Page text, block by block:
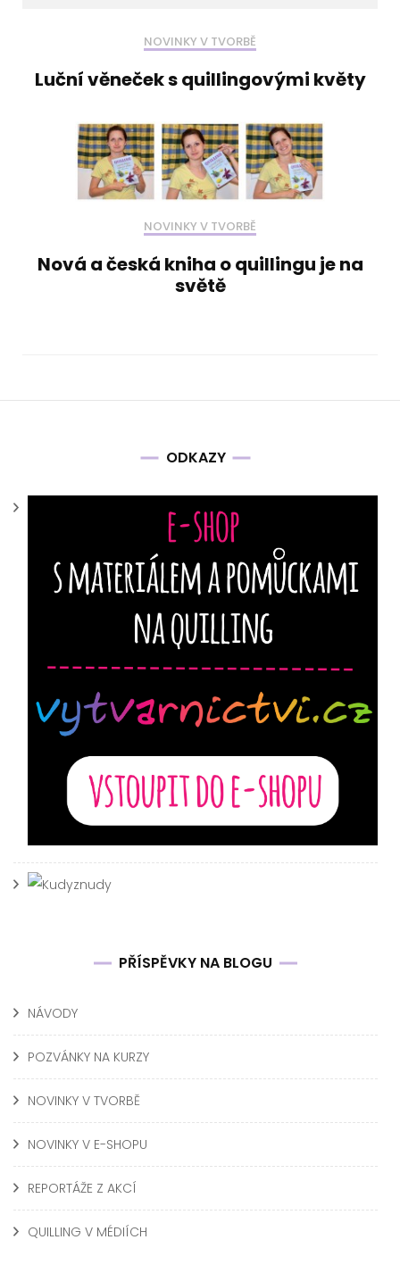
NOVINKY V TVORBĚ
Luční věneček s quillingovými květy
NOVINKY V TVORBĚ
Nová a česká kniha o quillingu je na
světě
ODKAZY
PŘÍSPĚVKY NA BLOGU
NÁVODY
POZVÁNKY NA KURZY
NOVINKY V TVORBĚ
NOVINKY V E-SHOPU
REPORTÁŽE Z AKCÍ
QUILLING V MÉDIÍCH